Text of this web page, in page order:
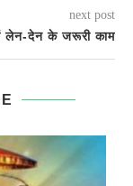
next post
लेन-देन के जरूरी काम